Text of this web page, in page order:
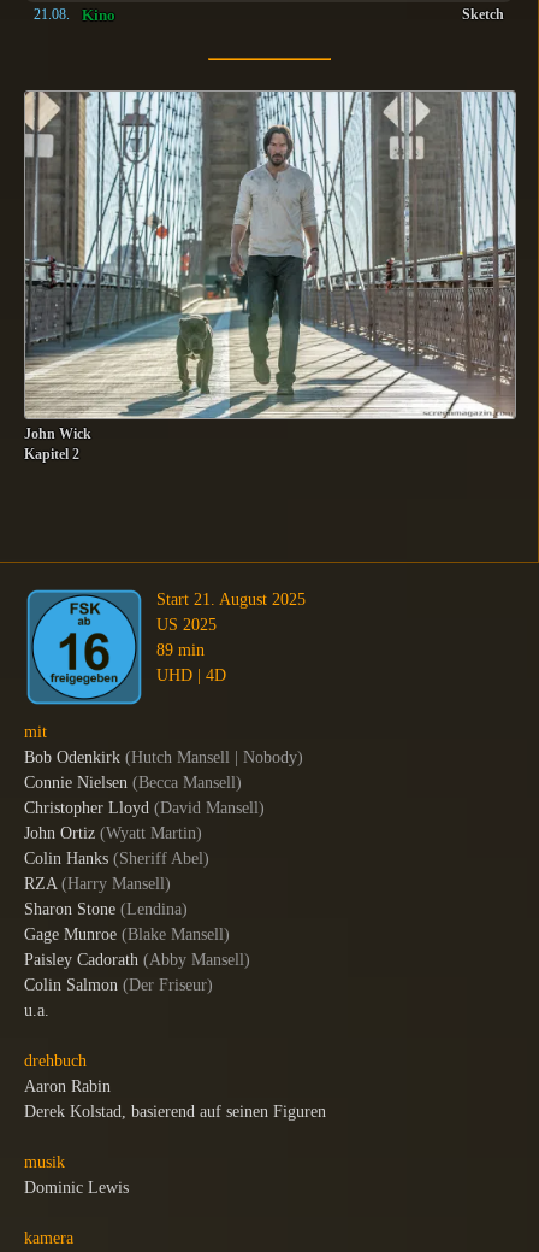
Sketch
Kino
21.08.
John Wick
Kapitel 2
Start 21. August 2025
US 2025
89 min
UHD | 4D
mit
Bob Odenkirk (Hutch Mansell | Nobody)
Connie Nielsen (Becca Mansell )
Christopher Lloyd (David Mansell )
John Ortiz (Wyatt Martin)
Colin Hanks (Sheriff Abel )
RZA (Harry Mansell )
Sharon Stone (Lendina)
Gage Munroe (Blake Mansell )
Paisley Cadorath (Abby Mansell )
Colin Salmon (Der Friseur)
u.a.
drehbuch
Aaron Rabin
Derek Kolstad, basierend auf seinen Figuren
musik
Dominic Lewis
kamera